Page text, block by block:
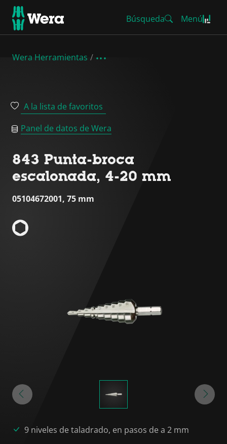
Búsqueda Menú
Wera Herramientas
A la lista de favoritos
Panel de datos de Wera
843 Punta-broca
escalonada, 4-20 mm
05104672001, 75 mm
9 niveles de taladrado, en pasos de a 2 mm